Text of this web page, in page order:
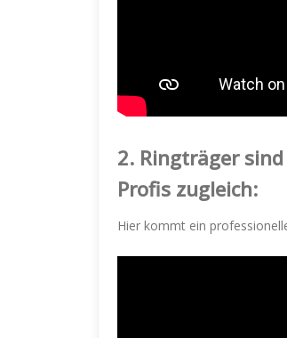
2. Ringträger
Profis zugleich:
Hier kommt ein